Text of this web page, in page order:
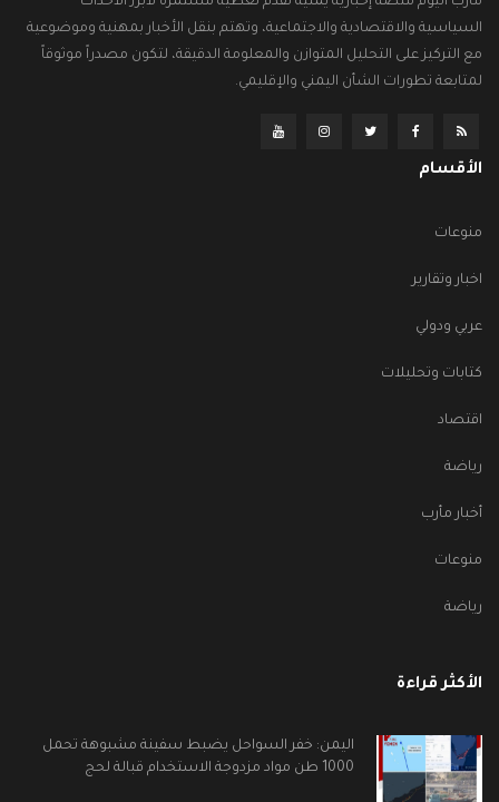
السياسية والاقتصادية والاجتماعية، وتهتم بنقل الأخبار بمهنية وموضوعية
مع التركيز على التحليل المتوازن والمعلومة الدقيقة، لتكون مصدراً موثوقاً
لمتابعة تطورات الشأن اليمني والإقليمي.
الأقسام
منوعات
اخبار وتقارير
عربي ودولي
كتابات وتحليلات
اقتصاد
رياضة
أخبار مأرب
منوعات
رياضة
الأكثر قراءة
اليمن: خفر السواحل يضبط سفينة مشبوهة تحمل
1000 طن مواد مزدوجة الاستخدام قبالة لحج